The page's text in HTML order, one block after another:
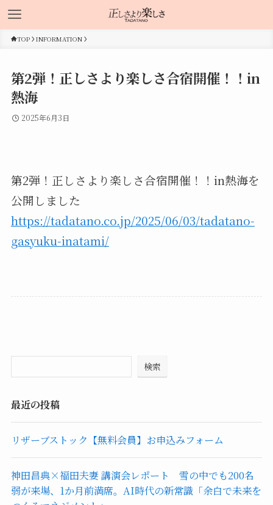
TOP INFORMATION
第2弾！正しさより楽しさ合宿開催！！in
熱海
2025年6月3日
第2弾！正しさより楽しさ合宿開催！！in熱海を
公開しました
https://tadatano.co.jp/2025/06/03/tadatano-
gasyuku-inatami/
検索
最近の投稿
リザーブストック【無料会員】お申込みフォーム
神田昌典×福田夫妻 講演会レポート 雪の中でも200名
弱が来場、1か月前満席。AI時代の新常識「余白で未来を